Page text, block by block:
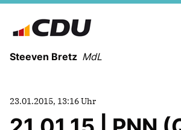
Steeven Bretz MdL
23.01.2015, 13:16 Uhr